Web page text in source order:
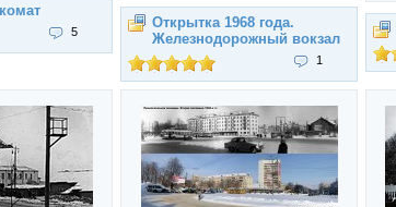
5
Открытка 1968 года.
Железнодорожный вокзал
1